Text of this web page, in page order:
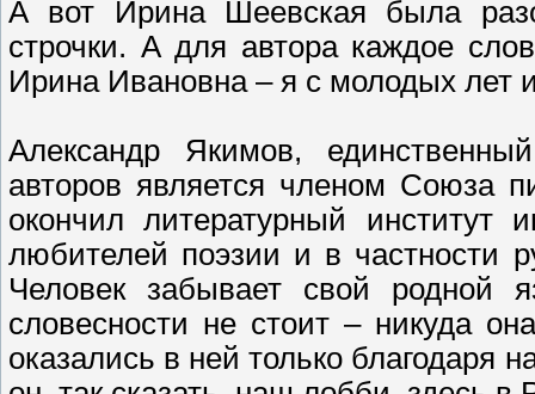
А вот Ирина Шеевская была
строчки. А для автора каждое
Ирина Ивановна – я с молодых лет
Александр Якимов,
авторов является членом Союза
окончил литературный
любителей поэзии и в частности
Человек забывает свой родной
словесности не стоит – никуда
оказались в ней только благодаря